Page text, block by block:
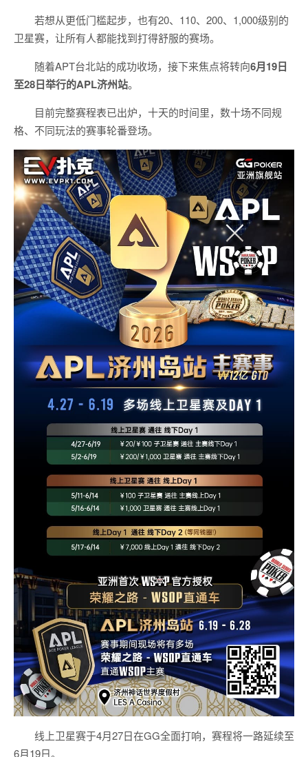
若想从更低门槛起步，也有20、110、200、1,000级别的
卫星赛，让所有人都能找到打得舒服的赛场。
随着APT台北站的成功收场，接下来焦点将转向6月19日
至28日举行的APL济州站。
目前完整赛程表已出炉，十天的时间里，数十场不同规
格、不同玩法的赛事轮番登场。
线上卫星赛于4月27日在GG全面打响，赛程将一路延续至
6月19日。